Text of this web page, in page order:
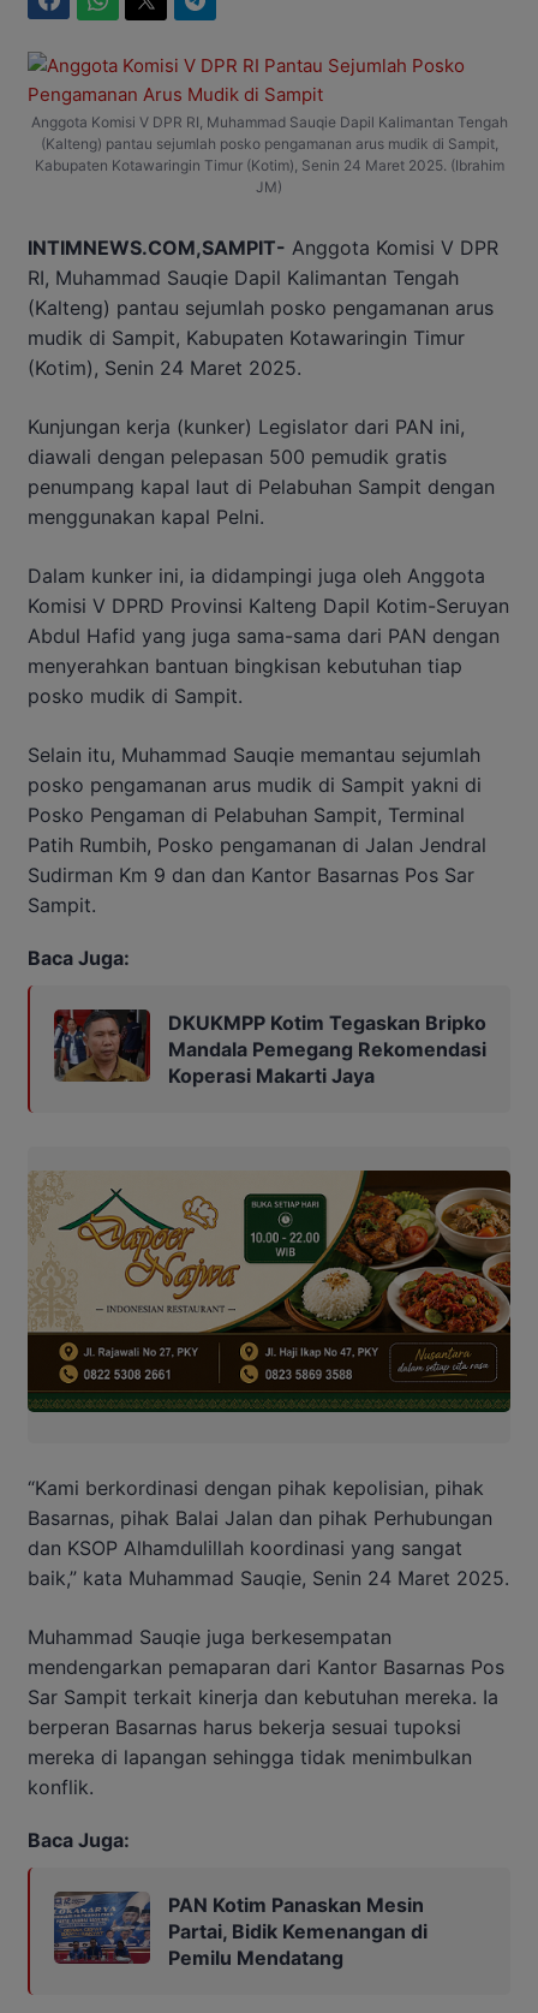
Anggota Komisi V DPR RI, Muhammad Sauqie Dapil Kalimantan Tengah
(Kalteng) pantau sejumlah posko pengamanan arus mudik di Sampit,
Kabupaten Kotawaringin Timur (Kotim), Senin 24 Maret 2025. (Ibrahim
JM)
INTIMNEWS.COM,SAMPIT- Anggota Komisi V DPR
RI, Muhammad Sauqie Dapil Kalimantan Tengah
(Kalteng) pantau sejumlah posko pengamanan arus
mudik di Sampit, Kabupaten Kotawaringin Timur
(Kotim), Senin 24 Maret 2025.
Kunjungan kerja (kunker) Legislator dari PAN ini,
diawali dengan pelepasan 500 pemudik gratis
penumpang kapal laut di Pelabuhan Sampit dengan
menggunakan kapal Pelni.
Dalam kunker ini, ia didampingi juga oleh Anggota
Komisi V DPRD Provinsi Kalteng Dapil Kotim-Seruyan
Abdul Hafid yang juga sama-sama dari PAN dengan
menyerahkan bantuan bingkisan kebutuhan tiap
posko mudik di Sampit.
Selain itu, Muhammad Sauqie memantau sejumlah
posko pengamanan arus mudik di Sampit yakni di
Posko Pengaman di Pelabuhan Sampit, Terminal
Patih Rumbih, Posko pengamanan di Jalan Jendral
Sudirman Km 9 dan dan Kantor Basarnas Pos Sar
Sampit.
Baca Juga:
DKUKMPP Kotim Tegaskan Bripko
Mandala Pemegang Rekomendasi
Koperasi Makarti Jaya
“Kami berkordinasi dengan pihak kepolisian, pihak
Basarnas, pihak Balai Jalan dan pihak Perhubungan
dan KSOP Alhamdulillah koordinasi yang sangat
baik,” kata Muhammad Sauqie, Senin 24 Maret 2025.
Muhammad Sauqie juga berkesempatan
mendengarkan pemaparan dari Kantor Basarnas Pos
Sar Sampit terkait kinerja dan kebutuhan mereka. Ia
berperan Basarnas harus bekerja sesuai tupoksi
mereka di lapangan sehingga tidak menimbulkan
konflik.
Baca Juga:
PAN Kotim Panaskan Mesin
Partai, Bidik Kemenangan di
Pemilu Mendatang